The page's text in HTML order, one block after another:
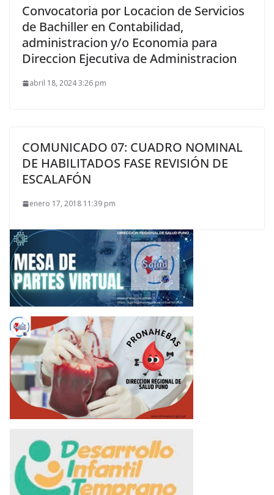
Convocatoria por Locacion de Servicios
de Bachiller en Contabilidad,
administracion y/o Economia para
Direccion Ejecutiva de Administracion
abril 18, 2024 3:26 pm
COMUNICADO 07: CUADRO NOMINAL
DE HABILITADOS FASE REVISIÓN DE
ESCALAFÓN
enero 17, 2018 11:39 pm